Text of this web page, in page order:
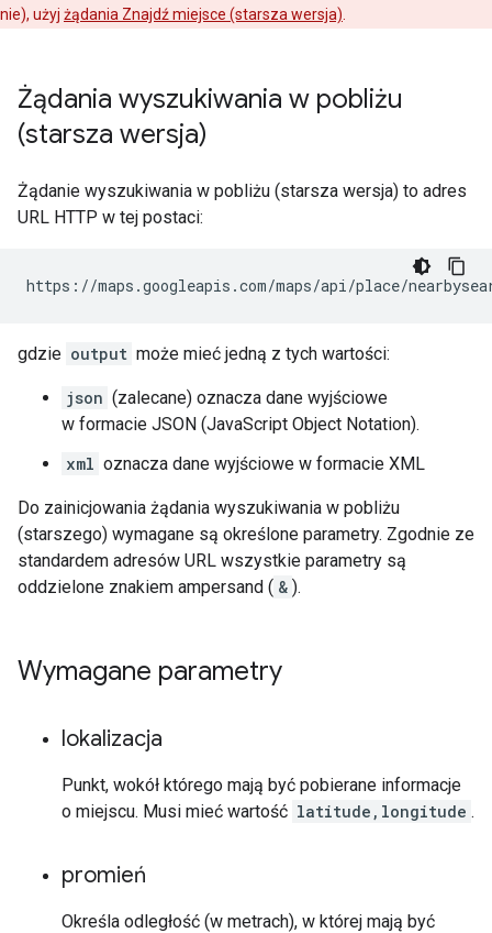
nie), użyj żądania Znajdź miejsce (starsza wersja)
Żądania wyszukiwania w pobliżu
(starsza wersja)
Żądanie wyszukiwania w pobliżu (starsza wersja) to adres
URL HTTP w tej postaci:
https://maps.googleapis.com/maps/api/place/
gdzie output może mieć jedną z tych wartości:
json (zalecane) oznacza dane wyjściowe
w formacie JSON (JavaScript Object Notation).
xml oznacza dane wyjściowe w formacie XML
Do zainicjowania żądania wyszukiwania w pobliżu
(starszego) wymagane są określone parametry. Zgodnie ze
standardem adresów URL wszystkie parametry są
oddzielone znakiem ampersand ( & ).
Wymagane parametry
lokalizacja
Punkt, wokół którego mają być pobierane informacje
o miejscu. Musi mieć wartość latitude,longitude .
promień
Określa odległość (w metrach), w której mają być